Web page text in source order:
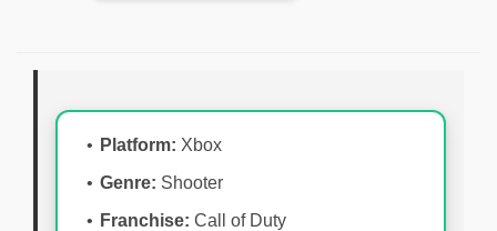
Platform: Xbox
Genre: Shooter
Franchise: Call of Duty